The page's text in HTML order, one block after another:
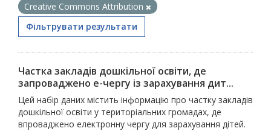
Creative Commons Attribution
Фільтрувати результати
Частка закладів дошкільної освіти, де
запроваджено е-чергу із зарахування дит...
Цей набір даних містить інформацію про частку закладів
дошкільної освіти у територіальних громадах, де
впроваджено електронну чергу для зарахування дітей.